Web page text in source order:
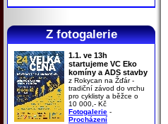
Z fotogalerie
1.1. ve 13h
startujeme VC Eko
komíny a ADS stavby
z Rokycan na Žďár -
tradiční závod do vrchu
pro cyklisty a běžce o
10 000,- Kč
Fotogalerie -
Procházení